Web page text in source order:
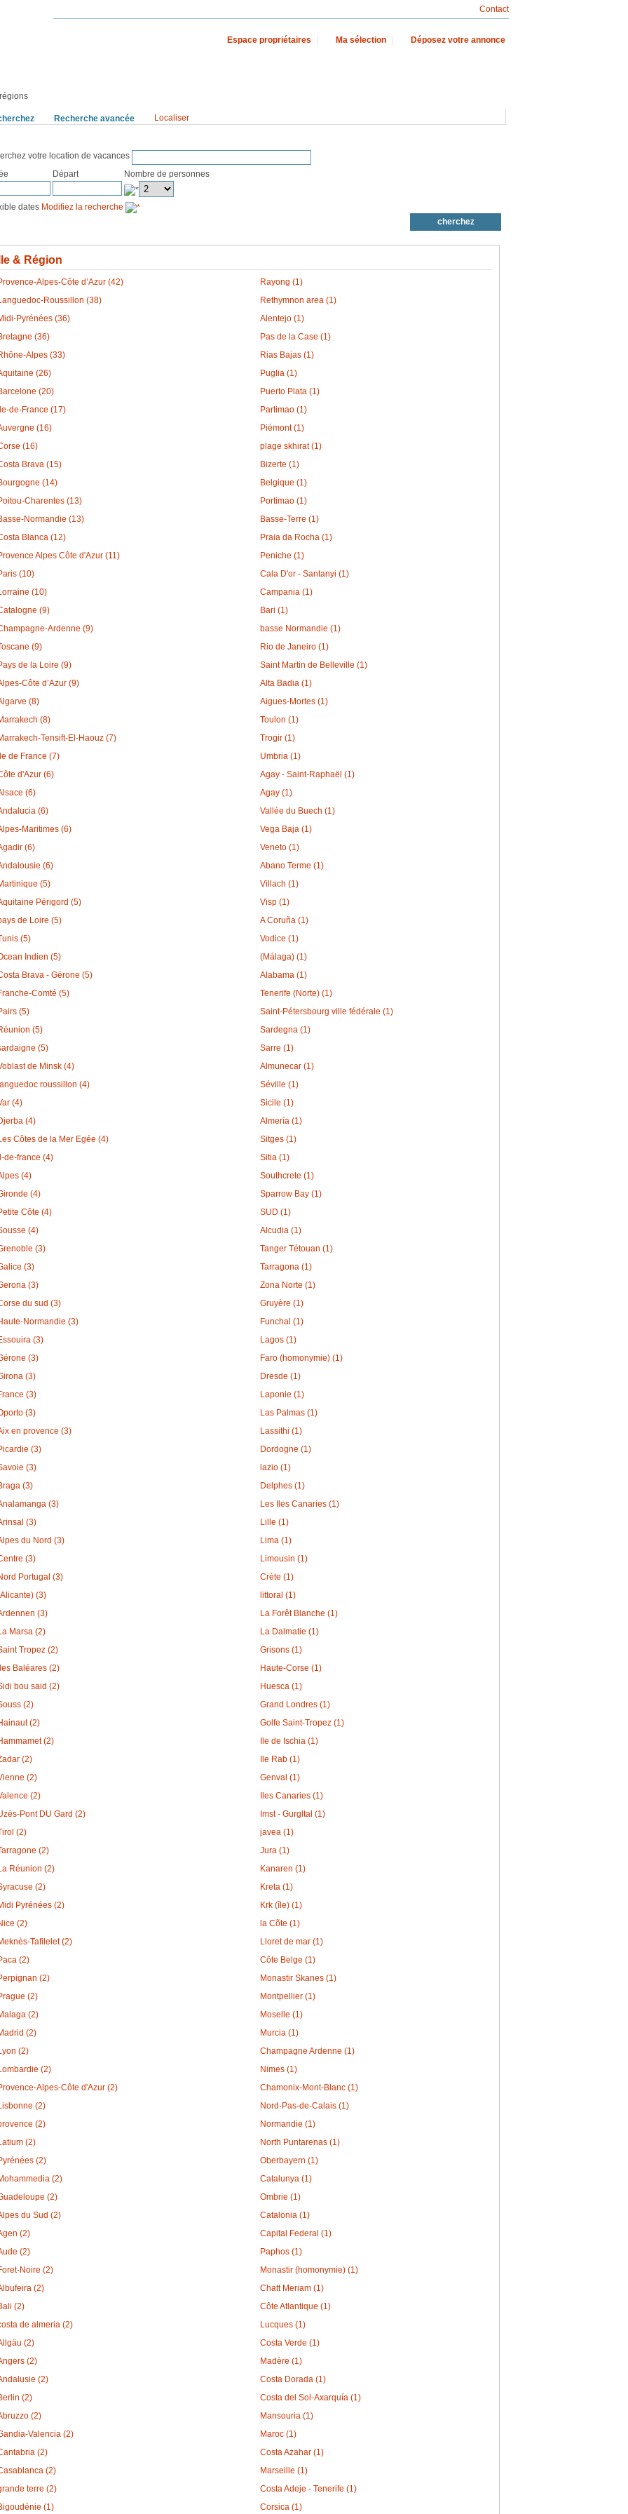
Contact
Espace propriétaires Ma sélection Déposez votre annonce
Recherche avancée Localiser
votre location de vacances
Départ Nombre de personnes
dates Modifiez la recherche
& Région
Alpes-Côte d’Azur (42)
Roussillon (38)
Pyrénées (36)
(36)
Alpes (33)
(26)
(20)
de-France (17)
(16)
(16)
Brava (15)
(14)
Charentes (13)
Normandie (13)
Blanca (12)
Alpes Côte d'Azur (11)
(10)
(10)
(9)
Ardenne (9)
(9)
de la Loire (9)
Côte d’Azur (9)
(8)
(8)
Tensift-El-Haouz (7)
de France (7)
d'Azur (6)
(6)
(6)
Maritimes (6)
(6)
(6)
(5)
Périgord (5)
de Loire (5)
(5)
Indien (5)
Brava - Gérone (5)
Comté (5)
(5)
(5)
(5)
de Minsk (4)
roussillon (4)
(4)
(4)
Côtes de la Mer Egée (4)
de-france (4)
(4)
(4)
Côte (4)
(4)
(3)
(3)
(3)
du sud (3)
Normandie (3)
(3)
(3)
(3)
(3)
(3)
en provence (3)
(3)
(3)
(3)
(3)
(3)
du Nord (3)
(3)
Portugal (3)
(3)
(3)
Marsa (2)
Tropez (2)
Baléares (2)
bou said (2)
(2)
(2)
(2)
(2)
(2)
(2)
Pont DU Gard (2)
(2)
(2)
Réunion (2)
(2)
Pyrénées (2)
(2)
Tafilelet (2)
(2)
(2)
(2)
(2)
(2)
(2)
(2)
Alpes-Côte d'Azur (2)
(2)
(2)
(2)
(2)
(2)
(2)
du Sud (2)
(2)
(2)
Noire (2)
(2)
(2)
de almeria (2)
(2)
(2)
(2)
(2)
(2)
Valencia (2)
(2)
(2)
terre (2)
(1)
Rayong (1)
Rethymnon area (1)
Alentejo (1)
Pas de la Case (1)
Rias Bajas (1)
Puglia (1)
Puerto Plata (1)
Partimao (1)
Piémont (1)
plage skhirat (1)
Bizerte (1)
Belgique (1)
Portimao (1)
Basse-Terre (1)
Praia da Rocha (1)
Peniche (1)
Cala D'or - Santanyi (1)
Campania (1)
Bari (1)
basse Normandie (1)
Rio de Janeiro (1)
Saint Martin de Belleville (1)
Alta Badia (1)
Aigues-Mortes (1)
Toulon (1)
Trogir (1)
Umbria (1)
Agay - Saint-Raphaël (1)
Agay (1)
Vallée du Buech (1)
Vega Baja (1)
Veneto (1)
Abano Terme (1)
Villach (1)
Visp (1)
A Coruña (1)
Vodice (1)
(Málaga) (1)
Alabama (1)
Tenerife (Norte) (1)
Saint-Pétersbourg ville fédérale (1)
Sardegna (1)
Sarre (1)
Almunecar (1)
Séville (1)
Sicile (1)
Almería (1)
Sitges (1)
Sitia (1)
Southcrete (1)
Sparrow Bay (1)
SUD (1)
Alcudia (1)
Tanger Tétouan (1)
Tarragona (1)
Zona Norte (1)
Gruyère (1)
Funchal (1)
Lagos (1)
Faro (homonymie) (1)
Dresde (1)
Laponie (1)
Las Palmas (1)
Lassithi (1)
Dordogne (1)
lazio (1)
Delphes (1)
Les Iles Canaries (1)
Lille (1)
Lima (1)
Limousin (1)
Crète (1)
littoral (1)
La Forêt Blanche (1)
La Dalmatie (1)
Grisons (1)
Haute-Corse (1)
Huesca (1)
Grand Londres (1)
Golfe Saint-Tropez (1)
Ile de Ischia (1)
Ile Rab (1)
Genval (1)
Iles Canaries (1)
Imst - Gurgltal (1)
javea (1)
Jura (1)
Kanaren (1)
Kreta (1)
Krk (île) (1)
la Cõte (1)
Lloret de mar (1)
Côte Belge (1)
Monastir Skanes (1)
Montpellier (1)
Moselle (1)
Murcia (1)
Champagne Ardenne (1)
Nimes (1)
Chamonix-Mont-Blanc (1)
Nord-Pas-de-Calais (1)
Normandie (1)
North Puntarenas (1)
Oberbayern (1)
Catalunya (1)
Ombrie (1)
Catalonia (1)
Capital Federal (1)
Paphos (1)
Monastir (homonymie) (1)
Chatt Meriam (1)
Côte Atlantique (1)
Lucques (1)
Costa Verde (1)
Madère (1)
Costa Dorada (1)
Costa del Sol-Axarquía (1)
Mansouria (1)
Maroc (1)
Costa Azahar (1)
Marseille (1)
Costa Adeje - Tenerife (1)
Corsica (1)